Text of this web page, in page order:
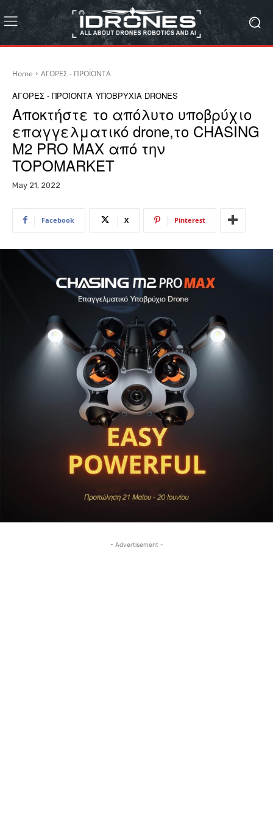
Home ΑΓΟΡΕΣ - ΠΡΟΪΟΝΤΑ
ΑΓΟΡΕΣ - ΠΡΟΪΟΝΤΑ ΥΠΟΒΡΥΧΙΑ DRONES
Aποκτήστε το απόλυτο υποβρύχιο
επαγγελματικό drone,το CHASING
M2 PRO MAX από την
TOPOMARKET
May 21, 2022
Facebook X Pinterest
- Advertisement -